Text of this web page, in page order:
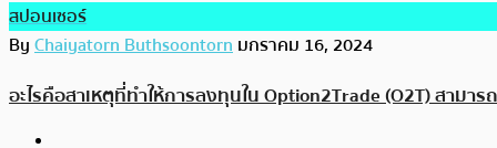
สปอนเซอร์
ByChaiyatorn Buthsoontornมกราคม 16, 2024
อะไรคือสาเหตุที่ทำให้การลงทุนใน Option2Trade (O2T) สาม